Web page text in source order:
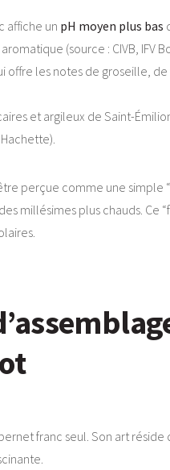
affiche un pH moyen plus bas
(source : CIVB, IFV
offre les notes de groseille,
et argileux de Saint-
perçue comme une
millésimes plus chauds.
franc seul. Son art